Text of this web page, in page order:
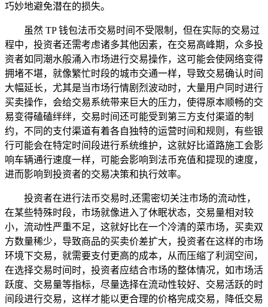
巧妙地避免潜在的损失。
虽然 TP 钱包法币交易时间不受限制，但在实际的交易过
程中，投资者还需考虑诸多其他因素，在交易高峰期，众多投
资者如同潮水般涌入市场进行交易操作，这可能会使网络变得
拥堵不堪，就像繁忙时段的城市交通一样，导致交易确认时间
大幅延长，尤其是当市场行情剧烈波动时，大量用户同时进行
买卖操作，会给交易系统带来巨大的压力，使得原本顺畅的交
易变得磕磕绊绊，交易时间还可能受到第三方支付渠道的制
约，不同的支付渠道有着各自独特的运营时间和规则，有些银
行可能会在特定时间段进行系统维护，这就好比道路施工会影
响车辆通行速度一样，可能会影响到法币充值和提现的速度，
进而影响到投资者的交易决策和执行效率。
投资者在进行法币交易时,还需密切关注市场的流动性，
在某些特殊时段，市场就像进入了休眠状态，交易量相对较
小，流动性严重不足，这就好比在一个冷清的菜市场，买卖双
方数量稀少，导致商品的买卖价差扩大，投资者在这样的市场
环境下交易，就需要支付更高的成本，从而压缩了利润空间，
在选择交易时间时，投资者应结合市场的整体情况，如市场活
跃度、交易量等指标，尽量选择在流动性较好、交易活跃的时
间段进行交易，这样才能以更合理的价格完成交易，降低交易